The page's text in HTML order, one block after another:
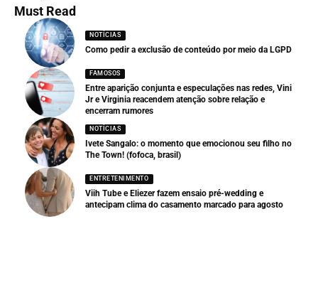
Must Read
NOTÍCIAS
Como pedir a exclusão de conteúdo por meio da LGPD
FAMOSOS
Entre aparição conjunta e especulações nas redes, Vini
Jr e Virginia reacendem atenção sobre relação e
encerram rumores
NOTÍCIAS
Ivete Sangalo: o momento que emocionou seu filho no
The Town! (fofoca, brasil)
ENTRETENIMENTO
Viih Tube e Eliezer fazem ensaio pré-wedding e
antecipam clima do casamento marcado para agosto